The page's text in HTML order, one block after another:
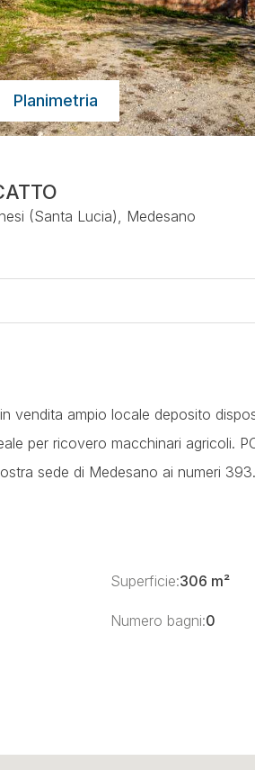
Planimetria
(Santa Lucia), Medesano
vendita ampio locale deposito
per ricovero macchinari agricoli.
sede di Medesano ai numeri
Superficie:306 m²
Numero bagni:0